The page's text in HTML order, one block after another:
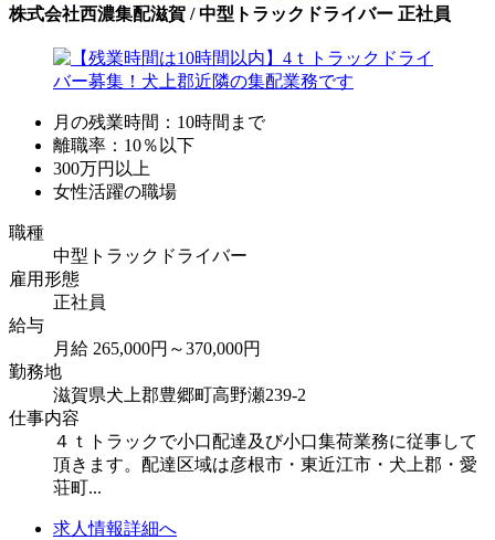
株式会社西濃集配滋賀 / 中型トラックドライバー 正社員
月の残業時間：10時間まで
離職率：10％以下
300万円以上
女性活躍の職場
職種
中型トラックドライバー
雇用形態
正社員
給与
月給 265,000円～370,000円
勤務地
滋賀県犬上郡豊郷町高野瀬239-2
仕事内容
４ｔトラックで小口配達及び小口集荷業務に従事して
頂きます。配達区域は彦根市・東近江市・犬上郡・愛
荘町...
求人情報詳細へ